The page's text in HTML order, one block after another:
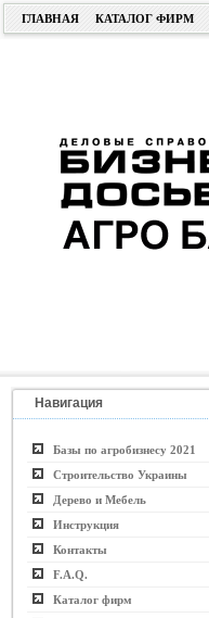
ГЛАВНАЯ КАТАЛОГ ФИРМ
Навигация
Базы по агробизнесу 2021
Строительство Украины
Дерево и Мебель
Инструкция
Контакты
F.A.Q.
Каталог фирм